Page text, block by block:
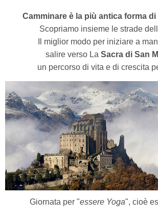
Camminare è la più antica forma
Scopriamo insieme le strade
Il miglior modo per iniziare a
salire verso La Sacra di San
un percorso di vita e di crescita
Giornata per "essere Yoga", cioè